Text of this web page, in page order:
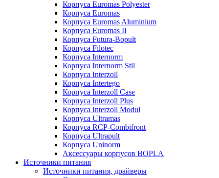
Корпуса Euromas Polyester
Корпуса Euromas
Корпуса Euromas Aluminium
Корпуса Euromas II
Корпуса Futura-Bopult
Корпуса Filotec
Корпуса Internorm
Корпуса Internorm Stil
Корпуса Interzoll
Корпуса Intertego
Корпуса Interzoll Case
Корпуса Interzoll Plus
Корпуса Interzoll Modul
Корпуса Ultramas
Корпуса RCP-Combifront
Корпуса Ultrapult
Корпуса Uninorm
Аксессуары корпусов BOPLA
Источники питания
Источники питания, драйверы